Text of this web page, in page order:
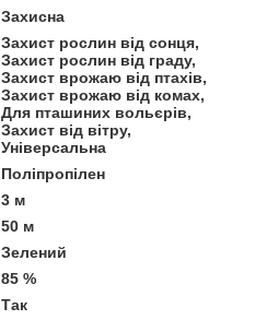
Захисна
Захист рослин від сонця,
Захист рослин від граду,
Захист врожаю від птахів,
Захист врожаю від комах,
Для пташиних вольєрів,
Захист від вітру,
Універсальна
Поліпропілен
3 м
50 м
Зелений
85 %
Так